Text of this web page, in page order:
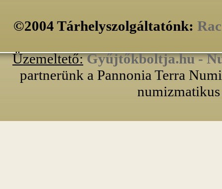
©2004 Tárhelyszolgáltatónk:
Üzemeltető: Gyűjtőkboltja.hu -
partnerünk a Pannonia Terra
numizmatikus